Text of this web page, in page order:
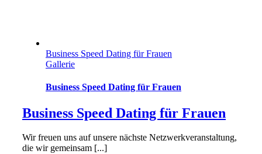
Business Speed Dating für Frauen
Gallerie
Business Speed Dating für Frauen
Business Speed Dating für Frauen
Wir freuen uns auf unsere nächste Netzwerkveranstaltung,
die wir gemeinsam [...]